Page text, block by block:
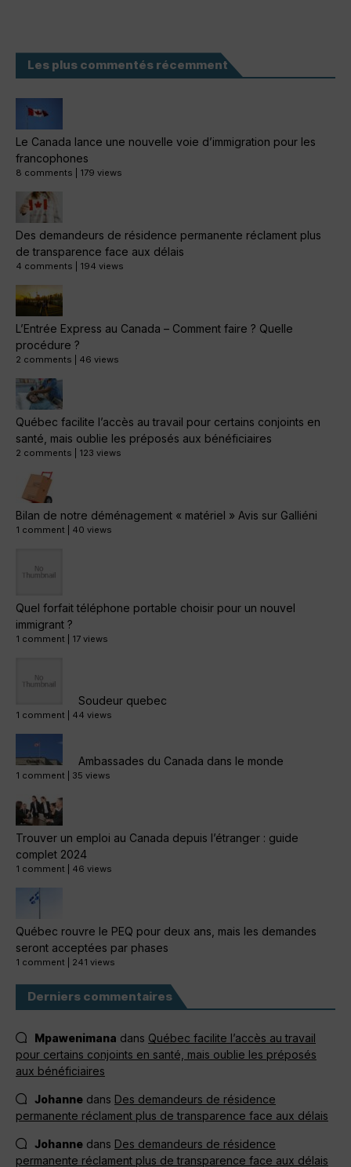
Les plus commentés récemment
Le Canada lance une nouvelle voie d’immigration pour les
francophones
8 comments 179 views
Des demandeurs de résidence permanente réclament plus
de transparence face aux délais
4 comments 194 views
L’Entrée Express au Canada – Comment faire ? Quelle
procédure ?
2 comments 46 views
Québec facilite l’accès au travail pour certains conjoints en
santé, mais oublie les préposés aux bénéficiaires
2 comments 123 views
Bilan de notre déménagement « matériel » Avis sur Galliéni
1 comment 40 views
Quel forfait téléphone portable choisir pour un nouvel
immigrant ?
1 comment 17 views
Soudeur quebec
1 comment 44 views
Ambassades du Canada dans le monde
1 comment 35 views
Trouver un emploi au Canada depuis l’étranger : guide
complet 2024
1 comment 46 views
Québec rouvre le PEQ pour deux ans, mais les demandes
seront acceptées par phases
1 comment 241 views
Derniers commentaires
Mpawenimana dans Québec facilite l’accès au travail
pour certains conjoints en santé, mais oublie les préposés
aux bénéficiaires
Johanne dans Des demandeurs de résidence
permanente réclament plus de transparence face aux délais
Johanne dans Des demandeurs de résidence
permanente réclament plus de transparence face aux délais